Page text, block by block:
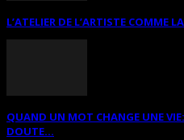
L’ATELIER DE L’ARTISTE COMME
QUAND UN MOT CHANGE UNE
DOUTE...